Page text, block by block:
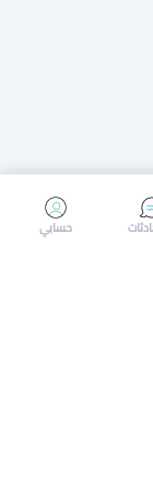
مكالمة
حسابي